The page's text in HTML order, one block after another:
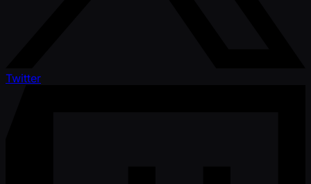
Twitter